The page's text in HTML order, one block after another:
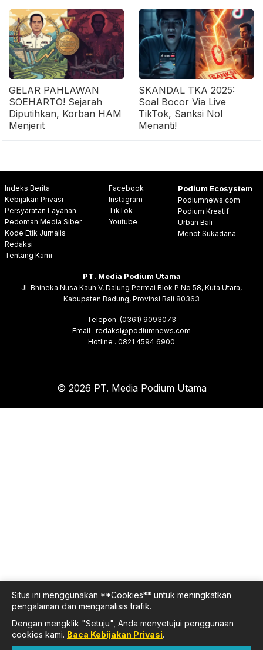
GELAR PAHLAWAN
SOEHARTO! Sejarah
Diputihkan, Korban HAM
Menjerit
SKANDAL TKA 2025:
Soal Bocor Via Live
TikTok, Sanksi Nol
Menanti!
Indeks Berita
Kebijakan Privasi
Persyaratan Layanan
Pedoman Media Siber
Kode Etik Jurnalis
Redaksi
Tentang Kami
Facebook
Instagram
TikTok
Youtube
Podium Ecosystem
Podiumnews.com
Podium Kreatif
Urban Bali
Menot Sukadana
PT. Media Podium Utama
Jl. Bhineka Nusa Kauh V, Dalung Permai Blok P No 58, Kuta Utara,
Kabupaten Badung, Provinsi Bali 80363
Telepon .(0361) 9093073
Email . redaksi@podiumnews.com
Hotline . 0821 4594 6900
© 2026 PT. Media Podium Utama
Situs ini menggunakan **Cookies** untuk meningkatkan
pengalaman dan menganalisis trafik.
Dengan mengklik "Setuju", Anda menyetujui penggunaan
cookies kami. Baca Kebijakan Privasi.